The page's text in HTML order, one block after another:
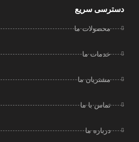
دسترسی سریع
محصولات ما
خدمات ما
مشتریان ما
تماس با ما
درباره ما